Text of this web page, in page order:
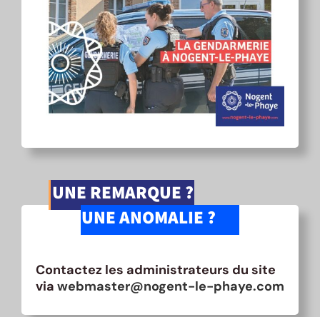
UNE REMARQUE ?
UNE ANOMALIE ?
Contactez les administrateurs du site
via webmaster@nogent-le-phaye.com